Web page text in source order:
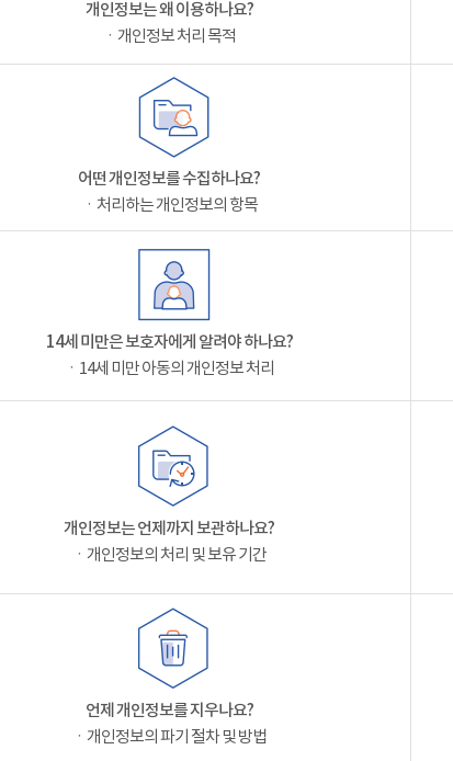
개인정보는 왜 이용하나요?
ㆍ개인정보 처리 목적
어떤 개인정보를 수집하나요?
ㆍ처리하는 개인정보의 항목
14세 미만은 보호자에게 알려야 하나요?
ㆍ14세 미만 아동의 개인정보 처리
개인정보는 언제까지 보관하나요?
ㆍ개인정보의 처리 및 보유 기간
언제 개인정보를 지우나요?
ㆍ개인정보의 파기 절차 및 방법